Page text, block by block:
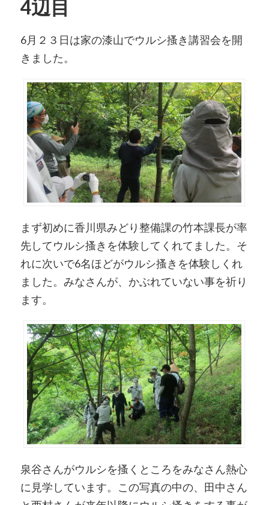
4辺目
6月２３日は家の漆山でウルシ搔き講習会を開
きました。
まず初めに香川県みどり整備課の竹本課長が率
先してウルシ搔きを体験してくれてました。そ
れに次いで6名ほどがウルシ搔きを体験しくれ
ました。みなさんが、かぶれていない事を祈り
ます。
泉谷さんがウルシを搔くところをみなさん熱心
に見学しています。この写真の中の、田中さん